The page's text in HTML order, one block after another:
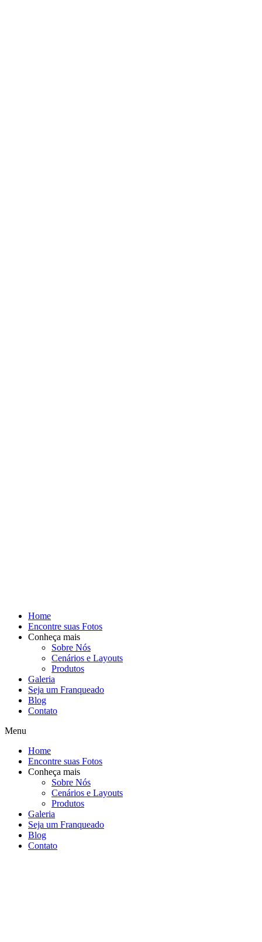
Home
Encontre suas Fotos
Conheça mais
Sobre Nós
Cenários e Layouts
Produtos
Galeria
Seja um Franqueado
Blog
Contato
Menu
Home
Encontre suas Fotos
Conheça mais
Sobre Nós
Cenários e Layouts
Produtos
Galeria
Seja um Franqueado
Blog
Contato